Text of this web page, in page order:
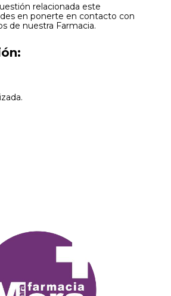
relacionada este
en ponerte en contacto con
de nuestra Farmacia.